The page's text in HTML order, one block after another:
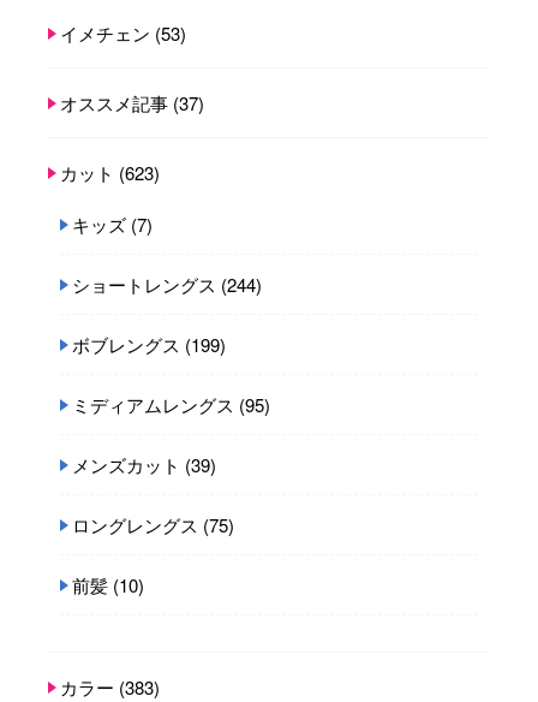
イメチェン (53)
オススメ記事 (37)
カット (623)
キッズ (7)
ショートレングス (244)
ボブレングス (199)
ミディアムレングス (95)
メンズカット (39)
ロングレングス (75)
前髪 (10)
カラー (383)